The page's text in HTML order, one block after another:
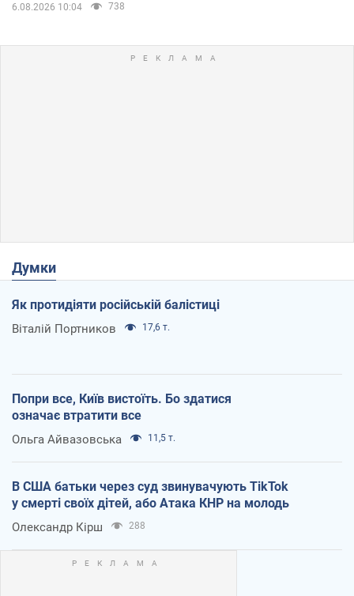
6.08.2026 10:04 738
Думки
Як протидіяти російській балістиці
Віталій Портников 17,6 т.
Попри все, Київ вистоїть. Бо здатися
означає втратити все
Ольга Айвазовська 11,5 т.
В США батьки через суд звинувачують TikTok
у смерті своїх дітей, або Атака КНР на молодь
Олександр Кірш 288